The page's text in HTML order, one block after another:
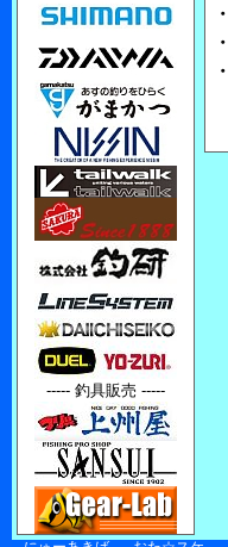
・
・
・
----- 釣具販売 -----